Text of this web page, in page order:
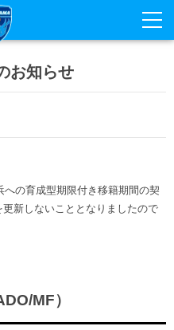
お知らせ
の育成型期限付き移籍期間の契
新しないこととなりましたので
MF）